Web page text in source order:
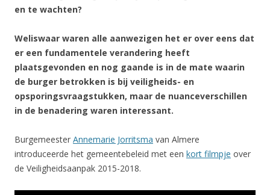
en te wachten?
Weliswaar waren alle aanwezigen het er over eens dat
er een fundamentele verandering heeft
plaatsgevonden en nog gaande is in de mate waarin
de burger betrokken is bij veiligheids- en
opsporingsvraagstukken, maar de nuanceverschillen
in de benadering waren interessant.
Burgemeester Annemarie Jorritsma van Almere
introduceerde het gemeentebeleid met een kort filmpje over
de Veiligheidsaanpak 2015-2018.